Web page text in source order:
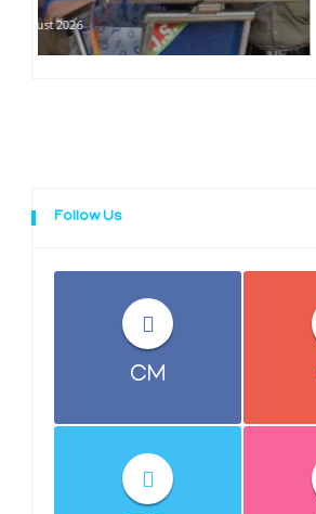
3rd of August 2026
Follow Us
CM